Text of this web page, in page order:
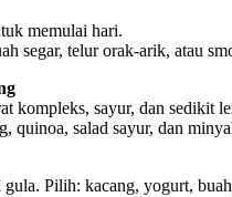
memulai hari.
segar, telur orak-arik, atau
kompleks, sayur, dan sedikit
quinoa, salad sayur, dan
Pilih: kacang, yogurt,